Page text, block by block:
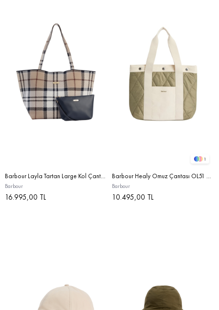
Barbour Layla Tartan Large Kol Çantası BE71 Rosewood Tartan
Barbour
16.995,00 TL
1
Barbour Healy Omuz Çantası OL51 Bleached Olive
Barbour
10.495,00 TL